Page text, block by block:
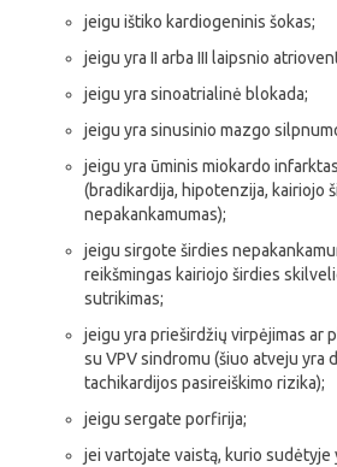
jeigu ištiko kardiogeninis šokas;
jeigu yra II arba III laipsnio
jeigu yra sinoatrialinė blokada;
jeigu yra sinusinio mazgo
jeigu yra ūminis miokardo
(bradikardija, hipotenzija, kairiojo
nepakankamumas);
jeigu sirgote širdies
reikšmingas kairiojo širdies
sutrikimas;
jeigu yra prieširdžių virpėjimas ar
su VPV sindromu (šiuo atveju yra
tachikardijos pasireiškimo rizika);
jeigu sergate porfirija;
jei vartojate vaistą, kurio sudėtyje